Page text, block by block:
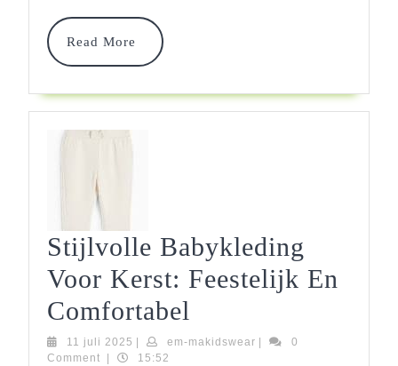
Read More
Read
More
Stijlvolle Babykleding
Voor Kerst: Feestelijk En
Comfortabel
Babykleding
11 juli 2025 11
juli
em-makidswearem-
0
Comment
15:52